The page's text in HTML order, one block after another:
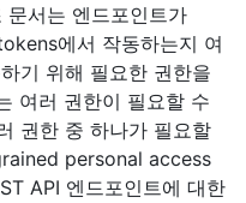
문서는 엔드포인트가
에서 작동하는지 여
기 위해 필요한 권한을
여러 권한이 필요할 수
권한 중 하나가 필요할
personal access
API 엔드포인트에 대한